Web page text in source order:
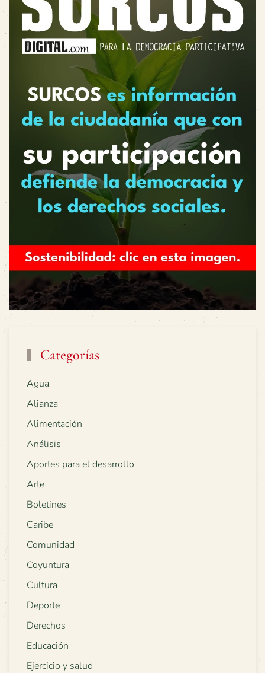
Categorías
Agua
Alianza
Alimentación
Análisis
Aportes para el desarrollo
Arte
Boletines
Caribe
Comunidad
Coyuntura
Cultura
Deporte
Derechos
Educación
Ejercicio y salud